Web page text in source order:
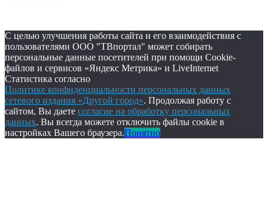
С целью улучшения работы сайта и его взаимодействия с
пользователями ООО "ТВпортал" может собирать
персональные данные посетителей при помощи Cookie-
файлов и сервисов «Яндекс Метрика» и LiveInternet
Статистика согласно
Политике конфиденциальности персональных данных
сетевого издания «Другой город». Продолжая работу с
сайтом, Вы даете согласие на обработку персональных
данных. Вы всегда можете отключить файлы cookie в
настройках Вашего браузера.Понятно